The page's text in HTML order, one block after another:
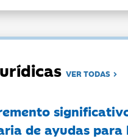
VER TODAS
de ayudas para